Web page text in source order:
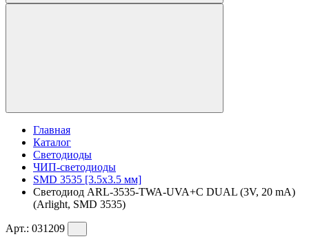
Главная
Каталог
Светодиоды
ЧИП-светодиоды
SMD 3535 [3.5x3.5 мм]
Светодиод ARL-3535-TWA-UVA+C DUAL (3V, 20 mA)
(Arlight, SMD 3535)
Арт.: 031209